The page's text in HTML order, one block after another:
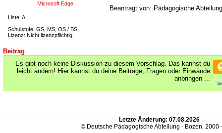
Microsoft Edge
Liste: A
Schulstufe: GS, MS, OS / BS
Lizenz: Nicht lizenzpflichtig
Beantragt von: Pädagogische Abteilung
Beitrag
Es gibt noch keine Diskussion zu diesem Vorschlag. Das kannst du
leicht ändern! Hier kannst du deine Beiträge, Fragen oder Einwände
anbringen ...
Letzte Änderung: 07.08.2026
© Deutsche Pädagogische Abteilung - Bozen. 2000